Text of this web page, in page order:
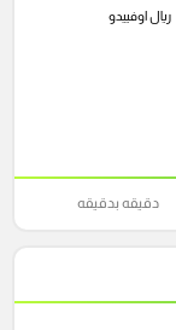
ريال اوفييدو
دقيقه بدقيقه